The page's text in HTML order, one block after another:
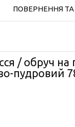
ПОВЕРНЕННЯ ТА
/ обруч на
пудровий